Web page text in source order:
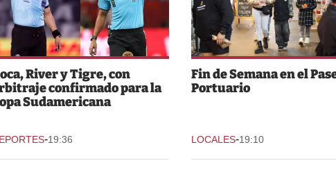
River y Tigre, con
confirmado para la
Sudamericana
-19:36
Fin de Semana en el
Portuario
LOCALES-19:10